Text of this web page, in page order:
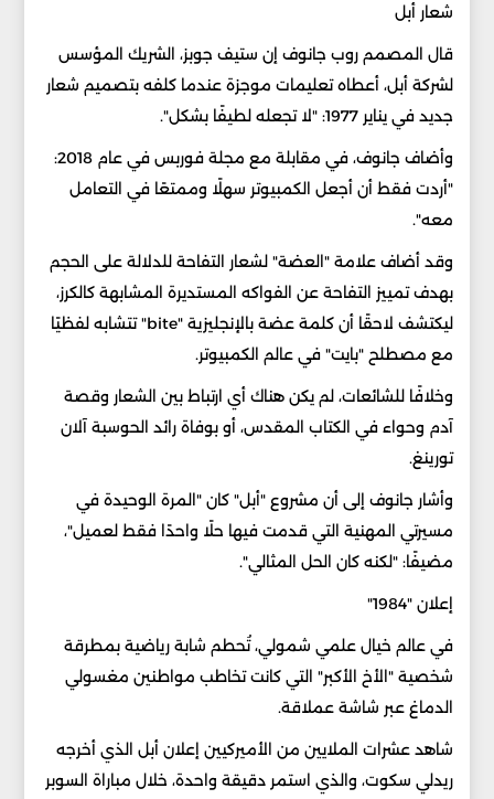
شعار أبل
قال المصمم روب جانوف إن ستيف جوبز، الشريك المؤسس
لشركة أبل، أعطاه تعليمات موجزة عندما كلفه بتصميم شعار
جديد في يناير 1977: "لا تجعله لطيفًا بشكل".
وأضاف جانوف، في مقابلة مع مجلة فوربس في عام 2018:
"أردت فقط أن أجعل الكمبيوتر سهلًا وممتعًا في التعامل
معه".
وقد أضاف علامة "العضة" لشعار التفاحة للدلالة على الحجم
بهدف تمييز التفاحة عن الفواكه المستديرة المشابهة كالكرز،
ليكتشف لاحقًا أن كلمة عضة بالإنجليزية "bite" تتشابه لفظيًا
مع مصطلح "بايت" في عالم الكمبيوتر.
وخلافًا للشائعات، لم يكن هناك أي ارتباط بين الشعار وقصة
آدم وحواء في الكتاب المقدس، أو بوفاة رائد الحوسبة آلان
تورينغ.
وأشار جانوف إلى أن مشروع "أبل" كان "المرة الوحيدة في
مسيرتي المهنية التي قدمت فيها حلًا واحدًا فقط لعميل"،
مضيفًا: "لكنه كان الحل المثالي".
إعلان "1984"
في عالم خيال علمي شمولي، تُحطم شابة رياضية بمطرقة
شخصية "الأخ الأكبر" التي كانت تخاطب مواطنين مغسولي
الدماغ عبر شاشة عملاقة.
شاهد عشرات الملايين من الأميركيين إعلان أبل الذي أخرجه
ريدلي سكوت، والذي استمر دقيقة واحدة، خلال مباراة السوبر